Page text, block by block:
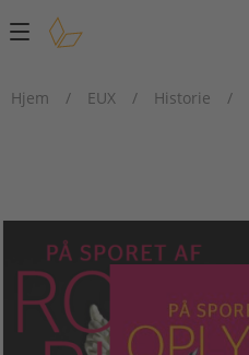
Main
Hjem
/ EUX / Historie /